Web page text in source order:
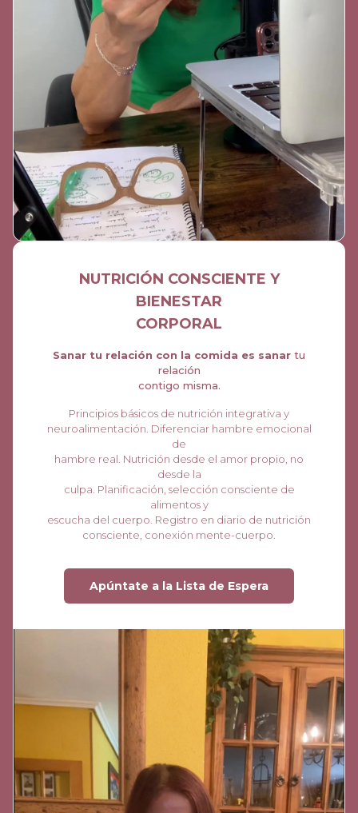
NUTRICIÓN CONSCIENTE Y
BIENESTAR
CORPORAL
Sanar tu relación con la comida es sanar tu
relación
contigo misma.
Principios básicos de nutrición integrativa y
neuroalimentación. Diferenciar hambre emocional
de
hambre real. Nutrición desde el amor propio, no
desde la
culpa. Planificación, selección consciente de
alimentos y
escucha del cuerpo. Registro en diario de nutrición
consciente, conexión mente-cuerpo.
Apúntate a la Lista de Espera